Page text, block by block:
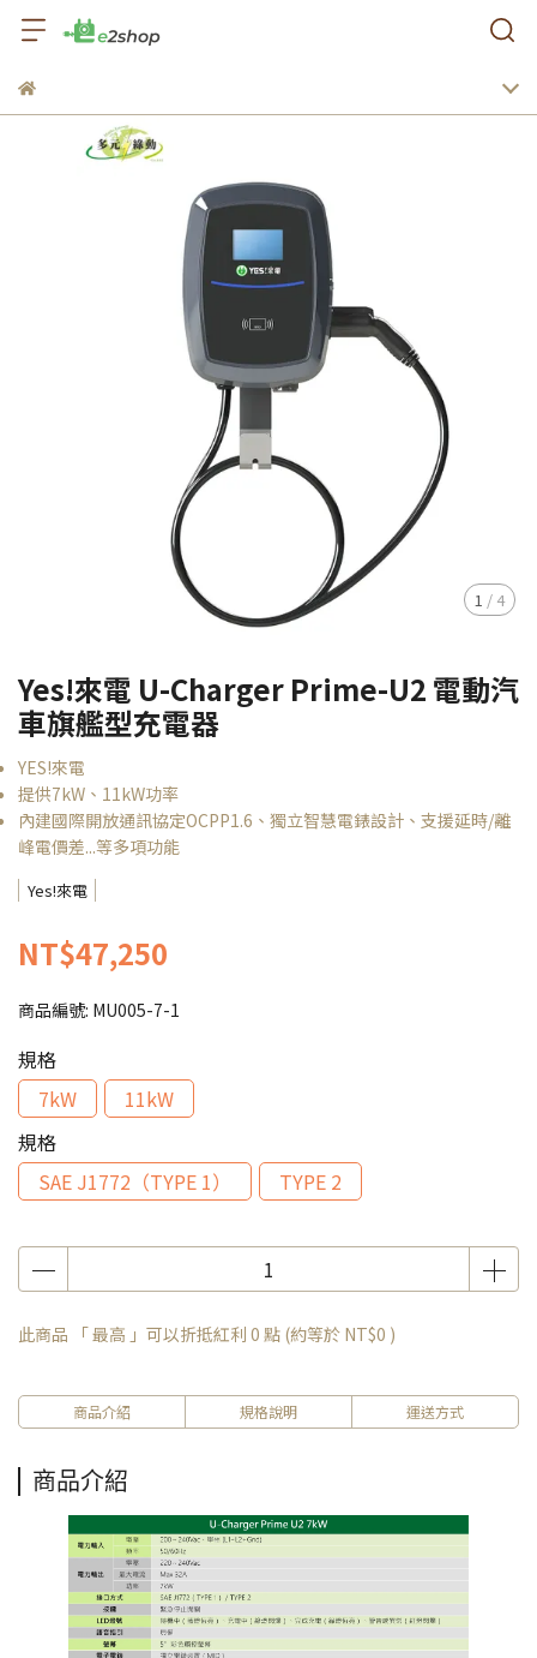
1 / 4
Yes!來電 U-Charger Prime-U2 電動汽
車旗艦型充電器
YES!來電
提供7kW、11kW功率
內建國際開放通訊協定OCPP1.6、獨立智慧電錶設計、支援延時/離
峰電價差...等多項功能
Yes!來電
NT$47,250
商品編號: MU005-7-1
規格
7kW
11kW
規格
SAE J1772（TYPE 1）
TYPE 2
此商品 「 最高 」可以折抵紅利 0 點 (約等於 NT$0 )
商品介紹 規格說明 運送方式
商品介紹